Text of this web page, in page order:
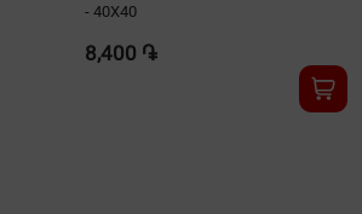
- 40X40
8,400 ֏